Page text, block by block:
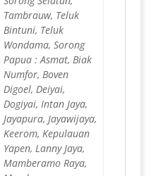
Tambrauw, Teluk
Bintuni, Teluk
Wondama, Sorong
Papua : Asmat, Biak
Numfor, Boven
Digoel, Deiyai,
Dogiyai, Intan Jaya,
Jayapura, Jayawijaya,
Keerom, Kepulauan
Yapen, Lanny Jaya,
Mamberamo Raya,